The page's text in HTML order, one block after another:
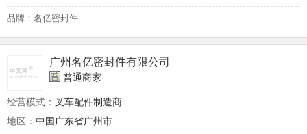
品牌：名亿密封件
广州名亿密封件有限公司
普通商家
经营模式： 叉车配件制造商
地区： 中国广东省广州市